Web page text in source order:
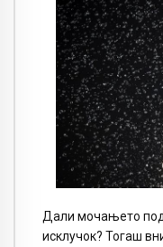
Дали мочањето под
исклучок? Тогаш